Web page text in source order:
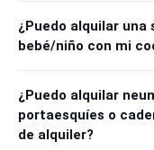
¿Puedo alquilar una
bebé/niño con mi
¿Puedo alquilar
portaesquíes o
de alquiler?